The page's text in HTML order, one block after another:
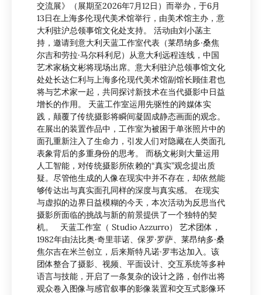
交流展》（展期至2026年7月12日）而举办，于6月
13日在上海多伦现代美术馆举行，由美术馆主办，意
大利驻沪总领事馆文化处支持。 活动由刘小菡主
持，邀请到意大利天蓝工作室代表（莱昂纳多·桑焦
尔吉和劳拉·马尔科利尼）从意大利远程连线，中国
艺术家杨文彬将现场出席。意大利驻沪总领事馆文化
处处长达仁利与上海多伦现代美术馆副馆长顾佳君也
将与艺术家一起，共同探讨新技术在当代摄影中日益
增长的作用。 天蓝工作室运用先驱性的跨媒体实
践，颠覆了传统摄影将瞬间凝固成静态画面的观念。
在展出的装置作品中，工作室为被困于单张照片中的
面孔重新注入了生命力，引发人们对隐藏在人类面孔
表象背后的多重身份的思考。 而杨文彬则大量运用
人工智能，对传统摄影所依赖的“真实”观念提出质
疑。尽管他生成的人像在现实中并不存在，却依然能
够传达出与真实面孔同样的深度与真实感。 在现实
与虚拟的边界日益模糊的今天，本次活动为反思当代
摄影所面临的挑战与新的前景提供了一个独特的契
机。 天蓝工作室（ Studio Azzurro） 艺术团体，
1982年由法比奥·奇里菲诺、保罗·罗萨、莱昂纳多·桑
焦尔吉在米兰创立，后来斯特凡诺·罗韦达加入。该
团体整合了摄影、视频、平面设计、交互系统等多种
语言与技能，开启了一条复杂的设计之路，创作出将
观众卷入图像与感官叙事的影像装置和交互式影像环